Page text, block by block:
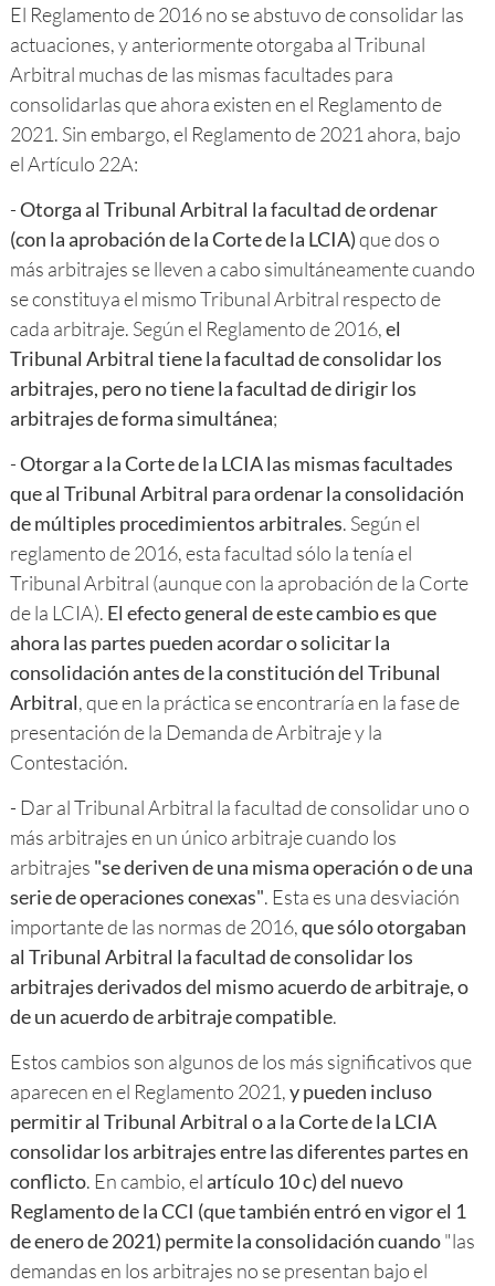
El Reglamento de 2016 no se abstuvo de consolidar las
actuaciones, y anteriormente otorgaba al Tribunal
Arbitral muchas de las mismas facultades para
consolidarlas que ahora existen en el Reglamento de
2021. Sin embargo, el Reglamento de 2021 ahora, bajo
el Artículo 22A:
-Otorga al Tribunal Arbitral la facultad de ordenar
(con la aprobación de la Corte de la LCIA)que dos o
más arbitrajes se lleven a cabo simultáneamente cuando
se constituya el mismo Tribunal Arbitral respecto de
cada arbitraje. Según el Reglamento de 2016,el
Tribunal Arbitral tiene la facultad de consolidar los
arbitrajes, pero no tiene la facultad de dirigir los
arbitrajes de forma simultánea;
-Otorgar a la Corte de la LCIA las mismas facultades
que al Tribunal Arbitral para ordenar la consolidación
de múltiples procedimientos arbitrales. Según el
reglamento de 2016, esta facultad sólo la tenía el
Tribunal Arbitral (aunque con la aprobación de la Corte
de la LCIA). El efecto general de este cambio es que
ahora las partes pueden acordar o solicitar la
consolidación antes de la constitución del Tribunal
Arbitral, que en la práctica se encontraría en la fase de
presentación de la Demanda de Arbitraje y la
Contestación.
- Dar al Tribunal Arbitral la facultad de consolidar uno o
más arbitrajes en un único arbitraje cuando los
arbitrajes "se deriven de una misma operación o de una
serie de operaciones conexas". Esta es una desviación
importante de las normas de 2016,que sólo otorgaban
al Tribunal Arbitral la facultad de consolidar los
arbitrajes derivados del mismo acuerdo de arbitraje, o
de un acuerdo de arbitraje compatible.
Estos cambios son algunos de los más significativos que
aparecen en el Reglamento 2021,y pueden incluso
permitir al Tribunal Arbitral o a la Corte de la LCIA
consolidar los arbitrajes entre las diferentes partes en
conflicto. En cambio, elartículo 10 c) del nuevo
Reglamento de la CCI (que también entró en vigor el 1
de enero de 2021) permite la consolidación cuando"las
demandas en los arbitrajes no se presentan bajo el